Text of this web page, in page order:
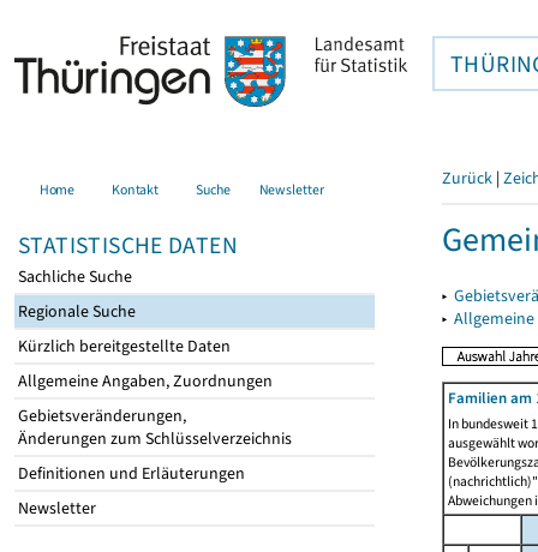
Home Kontakt Suche Newsletter
STATISTISCHE DATEN
Sachliche Suche
Regionale Suche
Kürzlich bereitgestellte Daten
Allgemeine Angaben, Zuordnungen
Gebietsveränderungen,
Änderungen zum Schlüsselverzeichnis
Definitionen und Erläuterungen
Newsletter
Zurück |
▸
▸
Familien am
In bundesweit
ausgewählt
Abweichungen